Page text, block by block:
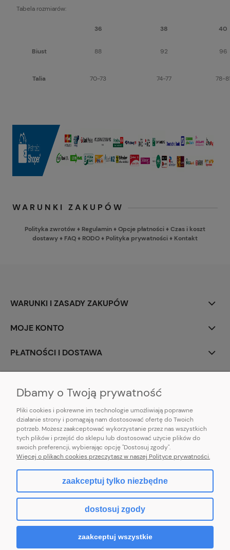
Tabela rozmiarów:
36 38 40
Biust 88 92 96
Talia 70-73 74-77 78-
WARUNKI ZAKUPÓW
Polityka zwrotów ♦ Regulamin♦Opcje płatności♦Czas i koszt
dostawy♦ FAQ♦ RODO♦ Polityka prywatności♦ Kontakt
WARUNKI I ZASADY ZAKUPÓW
MOJE KONTO
PŁATNOŚCI I DOSTAWA
E-mail:pl101sukienek@gmail.com
101sukienek.pl
ul. Piotrkowska 317/11, Łódź 93-035, woj. łódzkie
pokaż pełną wersję strony
Sklep internetowy Shoper.pl
Dbamy o Twoją prywatność
Pliki cookies i pokrewne im technologie umożliwiają poprawne
działanie strony i pomagają nam dostosować ofertę do Twoich
potrzeb. Możesz zaakceptować wykorzystanie przez nas wszystkich
tych plików i przejść do sklepu lub dostosować użycie plików do
swoich preferencji, wybierając opcję "Dostosuj zgody".
Więcej o plikach cookies przeczytasz w naszej Polityce prywatności.
zaakceptuj tylko niezbędne
dostosuj zgody
zaakceptuj wszystkie